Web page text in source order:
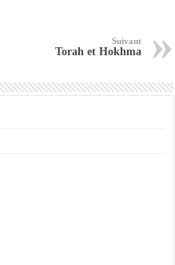
Suivant
Torah et Hokhma